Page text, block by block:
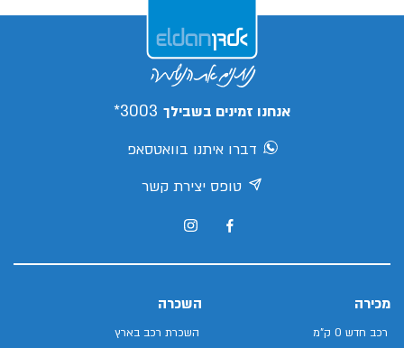
אנחנו זמינים בשבילך 3003*
דברו איתנו בוואטסאפ
טופס יצירת קשר
מכירה
רכב חדש 0 ק"מ
השכרה
השכרת רכב בארץ